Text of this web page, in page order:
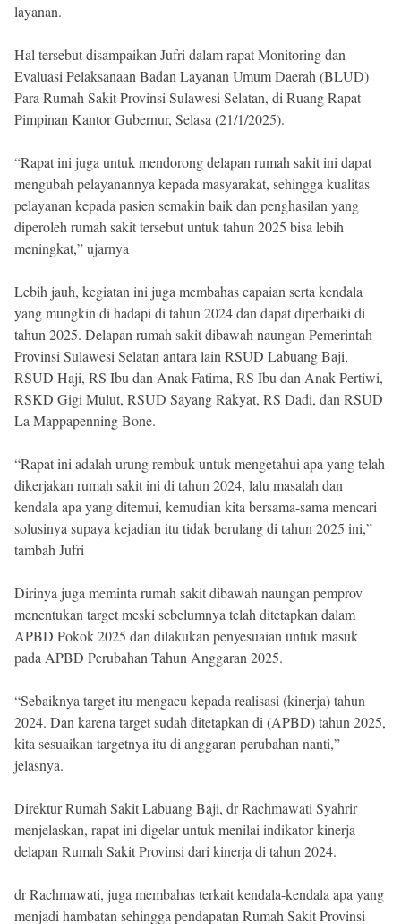
layanan.
Hal tersebut disampaikan Jufri dalam rapat Monitoring dan
Evaluasi Pelaksanaan Badan Layanan Umum Daerah (BLUD)
Para Rumah Sakit Provinsi Sulawesi Selatan, di Ruang Rapat
Pimpinan Kantor Gubernur, Selasa (21/1/2025).
“Rapat ini juga untuk mendorong delapan rumah sakit ini dapat
mengubah pelayanannya kepada masyarakat, sehingga kualitas
pelayanan kepada pasien semakin baik dan penghasilan yang
diperoleh rumah sakit tersebut untuk tahun 2025 bisa lebih
meningkat,” ujarnya
Lebih jauh, kegiatan ini juga membahas capaian serta kendala
yang mungkin di hadapi di tahun 2024 dan dapat diperbaiki di
tahun 2025. Delapan rumah sakit dibawah naungan Pemerintah
Provinsi Sulawesi Selatan antara lain RSUD Labuang Baji,
RSUD Haji, RS Ibu dan Anak Fatima, RS Ibu dan Anak Pertiwi,
RSKD Gigi Mulut, RSUD Sayang Rakyat, RS Dadi, dan RSUD
La Mappapenning Bone.
“Rapat ini adalah urung rembuk untuk mengetahui apa yang telah
dikerjakan rumah sakit ini di tahun 2024, lalu masalah dan
kendala apa yang ditemui, kemudian kita bersama-sama mencari
solusinya supaya kejadian itu tidak berulang di tahun 2025 ini,”
tambah Jufri
Dirinya juga meminta rumah sakit dibawah naungan pemprov
menentukan target meski sebelumnya telah ditetapkan dalam
APBD Pokok 2025 dan dilakukan penyesuaian untuk masuk
pada APBD Perubahan Tahun Anggaran 2025.
“Sebaiknya target itu mengacu kepada realisasi (kinerja) tahun
2024. Dan karena target sudah ditetapkan di (APBD) tahun 2025,
kita sesuaikan targetnya itu di anggaran perubahan nanti,”
jelasnya.
Direktur Rumah Sakit Labuang Baji, dr Rachmawati Syahrir
menjelaskan, rapat ini digelar untuk menilai indikator kinerja
delapan Rumah Sakit Provinsi dari kinerja di tahun 2024.
dr Rachmawati, juga membahas terkait kendala-kendala apa yang
menjadi hambatan sehingga pendapatan Rumah Sakit Provinsi